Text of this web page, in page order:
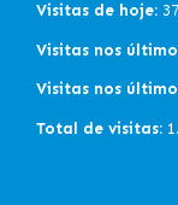
Visitas de hoje: 37
Visitas nos
Visitas nos
Total de visitas: